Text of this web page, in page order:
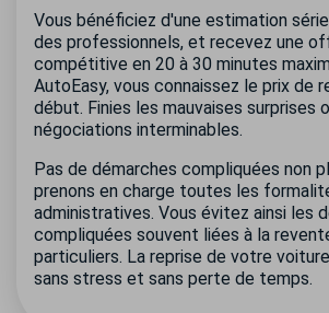
Vous bénéficiez d'une estimation
des professionnels, et recevez une
compétitive en 20 à 30 minutes
AutoEasy, vous connaissez le prix de
début. Finies les mauvaises surprises
négociations interminables.
Pas de démarches compliquées non
prenons en charge toutes les
administratives. Vous évitez ainsi les
compliquées souvent liées à la
particuliers. La reprise de votre
sans stress et sans perte de temps.